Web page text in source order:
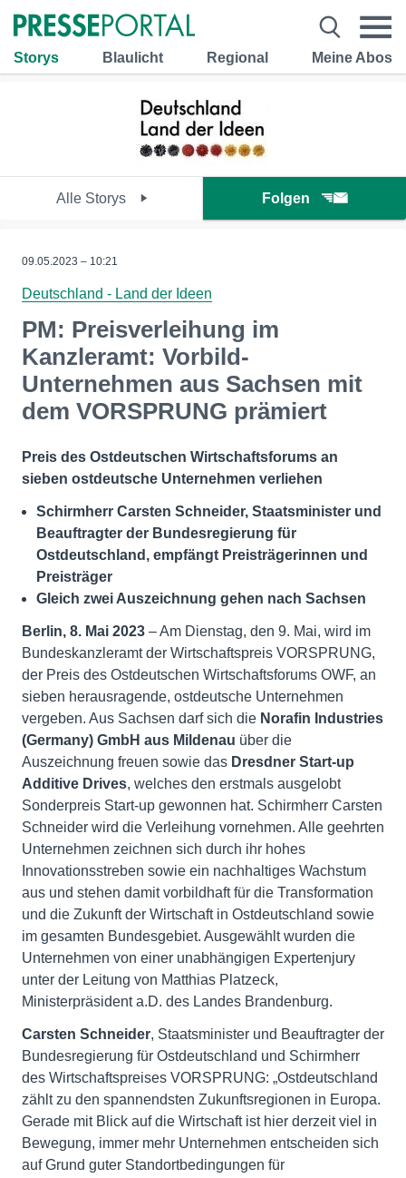
Storys Blaulicht Regional Meine Abos
Alle Storys Folgen
09.05.2023 – 10:21
Deutschland - Land der Ideen
PM: Preisverleihung im
Kanzleramt: Vorbild-
Unternehmen aus Sachsen mit
dem VORSPRUNG prämiert
Preis des Ostdeutschen Wirtschaftsforums an
sieben ostdeutsche Unternehmen verliehen
Schirmherr Carsten Schneider, Staatsminister und
Beauftragter der Bundesregierung für
Ostdeutschland, empfängt Preisträgerinnen und
Preisträger
Gleich zwei Auszeichnung gehen nach Sachsen
Berlin, 8. Mai 2023 – Am Dienstag, den 9. Mai, wird im
Bundeskanzleramt der Wirtschaftspreis VORSPRUNG,
der Preis des Ostdeutschen Wirtschaftsforums OWF, an
sieben herausragende, ostdeutsche Unternehmen
vergeben. Aus Sachsen darf sich die Norafin Industries
(Germany) GmbH aus Mildenau über die
Auszeichnung freuen sowie das Dresdner Start-up
Additive Drives, welches den erstmals ausgelobt
Sonderpreis Start-up gewonnen hat. Schirmherr Carsten
Schneider wird die Verleihung vornehmen. Alle geehrten
Unternehmen zeichnen sich durch ihr hohes
Innovationsstreben sowie ein nachhaltiges Wachstum
aus und stehen damit vorbildhaft für die Trans­formation
und die Zukunft der Wirtschaft in Ostdeutschland sowie
im gesamten Bundesgebiet. Ausgewählt wurden die
Unternehmen von einer unabhängigen Expertenjury
unter der Leitung von Matthias Platzeck,
Ministerpräsident a.D. des Landes Brandenburg.
Carsten Schneider, Staatsminister und Beauftragter der
Bundesregierung für Ostdeutschland und Schirmherr
des Wirtschaftspreises VORSPRUNG: „Ostdeutschland
zählt zu den spannendsten Zukunftsregionen in Europa.
Gerade mit Blick auf die Wirtschaft ist hier derzeit viel in
Bewegung, immer mehr Unternehmen entscheiden sich
auf Grund guter Standortbedingungen für